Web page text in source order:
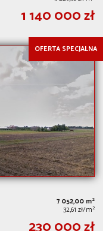
1 140 000 zł
OFERTA SPECJALNA
7 052,00 m2
32,61 zł/m2